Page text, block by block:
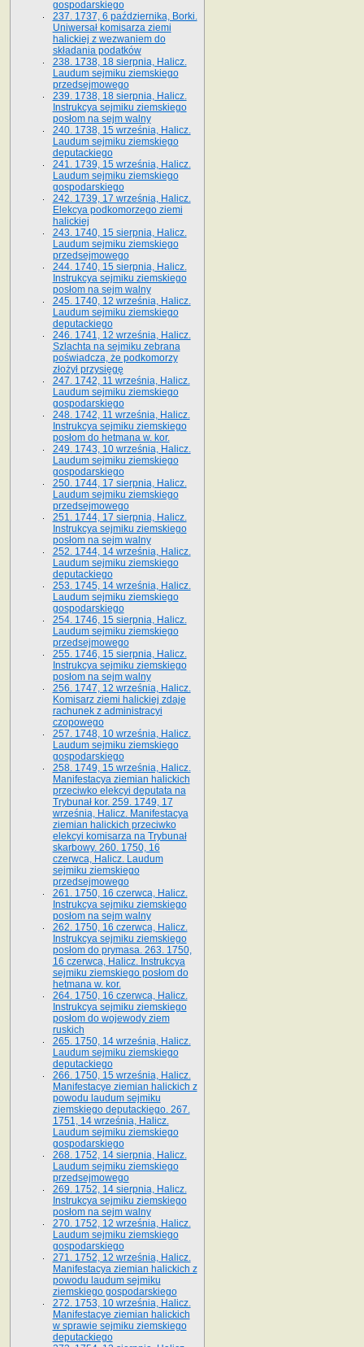
gospodarskiego
237. 1737, 6 października, Borki.
Uniwersał komisarza ziemi
halickiej z wezwaniem do
składania podatków
238. 1738, 18 sierpnia, Halicz.
Laudum sejmiku ziemskiego
przedsejmowego
239. 1738, 18 sierpnia, Halicz.
Instrukcya sejmiku ziemskiego
posłom na sejm walny
240. 1738, 15 września, Halicz.
Laudum sejmiku ziemskiego
deputackiego
241. 1739, 15 września, Halicz.
Laudum sejmiku ziemskiego
gospodarskiego
242. 1739, 17 września, Halicz.
Elekcya podkomorzego ziemi
halickiej
243. 1740, 15 sierpnia, Halicz.
Laudum sejmiku ziemskiego
przedsejmowego
244. 1740, 15 sierpnia, Halicz.
Instrukcya sejmiku ziemskiego
posłom na sejm walny
245. 1740, 12 września, Halicz.
Laudum sejmiku ziemskiego
deputackiego
246. 1741, 12 września, Halicz.
Szlachta na sejmiku zebrana
poświadcza, że podkomorzy
złożył przysięgę
247. 1742, 11 września, Halicz.
Laudum sejmiku ziemskiego
gospodarskiego
248. 1742, 11 września, Halicz.
Instrukcya sejmiku ziemskiego
posłom do hetmana w. kor.
249. 1743, 10 września, Halicz.
Laudum sejmiku ziemskiego
gospodarskiego
250. 1744, 17 sierpnia, Halicz.
Laudum sejmiku ziemskiego
przedsejmowego
251. 1744, 17 sierpnia, Halicz.
Instrukcya sejmiku ziemskiego
posłom na sejm walny
252. 1744, 14 września, Halicz.
Laudum sejmiku ziemskiego
deputackiego
253. 1745, 14 września, Halicz.
Laudum sejmiku ziemskiego
gospodarskiego
254. 1746, 15 sierpnia, Halicz.
Laudum sejmiku ziemskiego
przedsejmowego
255. 1746, 15 sierpnia, Halicz.
Instrukcya sejmiku ziemskiego
posłom na sejm walny
256. 1747, 12 września, Halicz.
Komisarz ziemi halickiej zdaje
rachunek z administracyi
czopowego
257. 1748, 10 września, Halicz.
Laudum sejmiku ziemskiego
gospodarskiego
258. 1749, 15 września, Halicz.
Manifestacya ziemian halickich
przeciwko elekcyi deputata na
Trybunał kor. 259. 1749, 17
września, Halicz. Manifestacya
ziemian halickich przeciwko
elekcyi komisarza na Trybunał
skarbowy. 260. 1750, 16
czerwca, Halicz. Laudum
sejmiku ziemskiego
przedsejmowego
261. 1750, 16 czerwca, Halicz.
Instrukcya sejmiku ziemskiego
posłom na sejm walny
262. 1750, 16 czerwca, Halicz.
Instrukcya sejmiku ziemskiego
posłom do prymasa. 263. 1750,
16 czerwca, Halicz. Instrukcya
sejmiku ziemskiego posłom do
hetmana w. kor.
264. 1750, 16 czerwca, Halicz.
Instrukcya sejmiku ziemskiego
posłom do wojewody ziem
ruskich
265. 1750, 14 września, Halicz.
Laudum sejmiku ziemskiego
deputackiego
266. 1750, 15 września, Halicz.
Manifestacye ziemian halickich z
powodu laudum sejmiku
ziemskiego deputackiego. 267.
1751, 14 września, Halicz.
Laudum sejmiku ziemskiego
gospodarskiego
268. 1752, 14 sierpnia, Halicz.
Laudum sejmiku ziemskiego
przedsejmowego
269. 1752, 14 sierpnia, Halicz.
Instrukcya sejmiku ziemskiego
posłom na sejm walny
270. 1752, 12 września, Halicz.
Laudum sejmiku ziemskiego
gospodarskiego
271. 1752, 12 września, Halicz.
Manifestacya ziemian halickich z
powodu laudum sejmiku
ziemskiego gospodarskiego
272. 1753, 10 września, Halicz.
Manifestacye ziemian halickich
w sprawie sejmiku ziemskiego
deputackiego